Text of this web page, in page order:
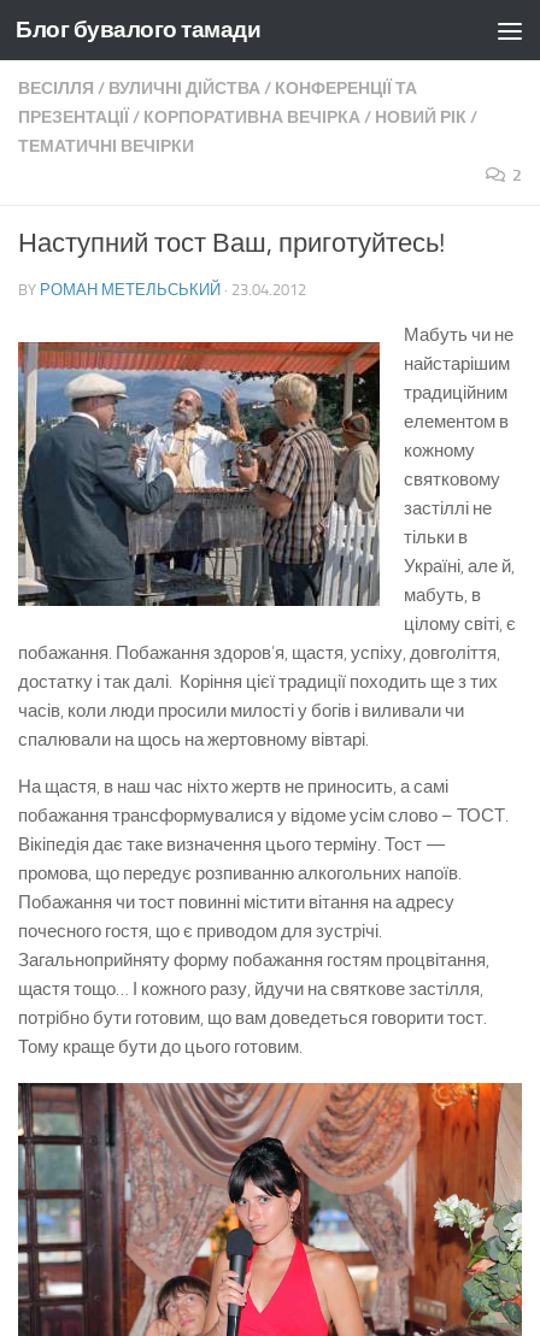
Skip to content
Блог бувалого тамади
ВЕСІЛЛЯ / ВУЛИЧНІ ДІЙСТВА/ КОНФЕРЕНЦІЇ ТА
ПРЕЗЕНТАЦІЇ / КОРПОРАТИВНА ВЕЧІРКА/ НОВИЙ РІК /
ТЕМАТИЧНІ ВЕЧІРКИ
2
Наступний тост Ваш, приготуйтесь!
BY РОМАН МЕТЕЛЬСЬКИЙ · 23.04.2012
Мабуть чи не
найстарішим
традиційним
елементом в
кожному
святковому
застіллі не
тільки в
Україні, але й,
мабуть, в
цілому світі, є
побажання. Побажання здоров’я, щастя, успіху, довголіття,
достатку і так далі. Коріння цієї традиції походить ще з тих
часів, коли люди просили милості у богів і виливали чи
спалювали на щось на жертовному вівтарі.
На щастя, в наш час ніхто жертв не приносить, а самі
побажання трансформувалися у відоме усім слово – ТОСТ.
Вікіпедія дає таке визначення цього терміну. Тост —
промова, що передує розпиванню алкогольних напоїв.
Побажання чи тост повинні містити вітання на адресу
почесного гостя, що є приводом для зустрічі.
Загальноприйняту форму побажання гостям процвітання,
щастя тощо… І кожного разу, йдучи на святкове застілля,
потрібно бути готовим, що вам доведеться говорити тост.
Тому краще бути до цього готовим.